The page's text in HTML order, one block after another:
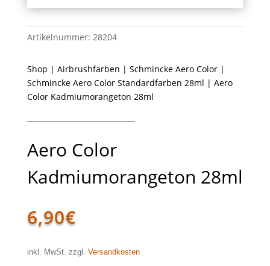
Artikelnummer: 28204
Shop | Airbrushfarben | Schmincke Aero Color|
Schmincke Aero Color Standardfarben 28ml | Aero
Color Kadmiumorangeton 28ml
Aero Color
Kadmiumorangeton 28ml
6,90€
inkl. MwSt. zzgl. Versandkosten